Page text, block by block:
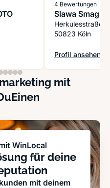
KÖLN
4 Bewertungen
Slawa Smagin
Herkulesstraße
50823 Köln
Profil ansehen
: Slawa Smagin
mit
WinLocal
für deine
mit deinem